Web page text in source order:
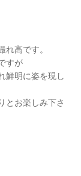
高です。
すが
鮮明に姿を現し
とお楽しみ下さ